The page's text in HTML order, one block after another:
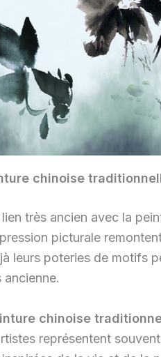
chinoise
très ancien avec la
picturale
leurs poteries de motifs
chinoise
représentent